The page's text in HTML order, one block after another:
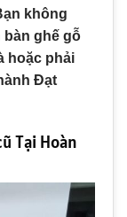
không
bàn ghế gỗ
hoặc phải
Đạt
Tại Hoàn